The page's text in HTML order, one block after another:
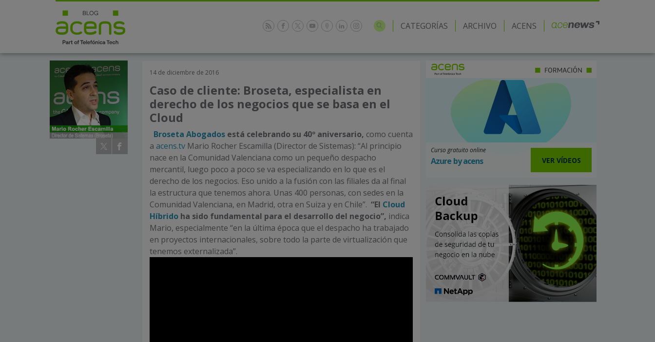
CATEGORÍAS ARCHIVO ACENS
14 de diciembre de 2016
Caso de cliente: Broseta, especialista en
derecho de los negocios que se basa en el
Cloud
Broseta Abogados está celebrando su 40º aniversario, como cuenta
a acens.tv Mario Rocher Escamilla (Director de Sistemas): “Al principio
nace en la Comunidad Valenciana como un pequeño despacho
mercantil, luego poco a poco se va especializando en lo que es el
derecho de los negocios. Eso unido a la fusión con las filiales da al final
la estructura que tenemos ahora. Unas 400 personas, con sedes en la
Comunidad Valenciana, en Madrid, otra en Suiza y en Chile”. “El Cloud
Híbrido ha sido fundamental para el desarrollo del negocio”, indica
Mario, especialmente “en la última época que el despacho ha trabajado
en proyectos internacionales, sobre todo la parte de virtualización que
tenemos externalizada”.
Curso gratuito online
Azure by acens VER VÍDEOS